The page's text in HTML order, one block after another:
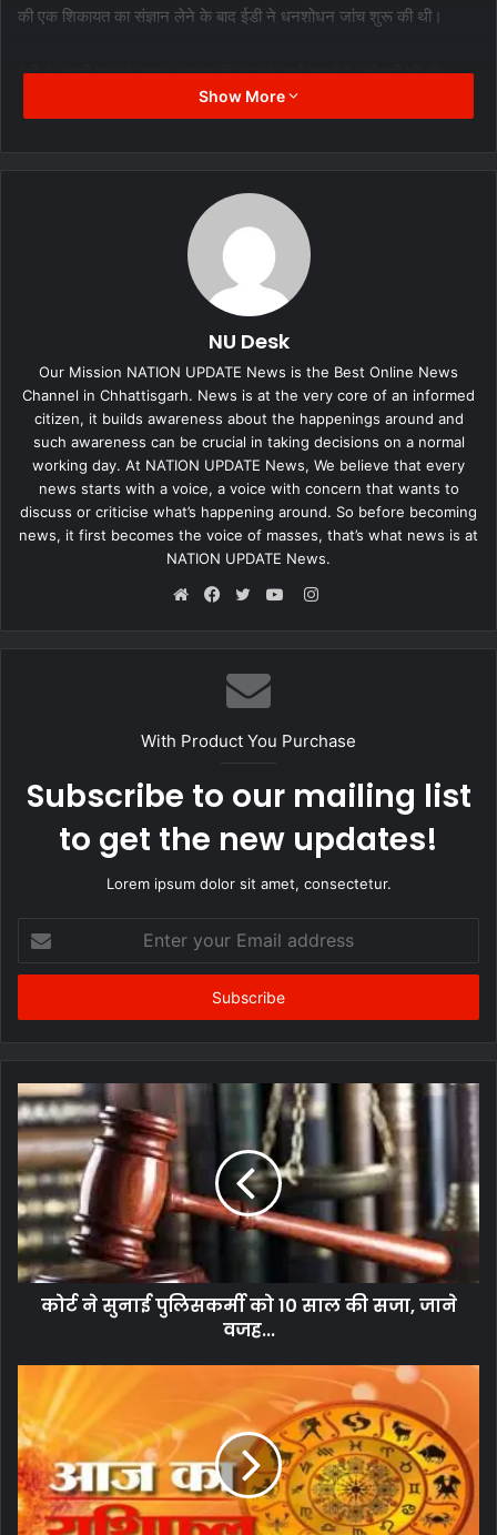
की एक शिकायत का संज्ञान लेने के बाद ईडी ने धनशोधन जांच शुरू की थी।
ईडी ने अपनी जांच के तहत अक्टूबर में राज्य के कई शहरों में छापेमारी की थी।
इसके बाद आईएएस अधिकारी समीर विश्नोई, कोयला व्यापारी सूर्यकांत तिवारी,
प्रवर्तन निदेशालय ने राज्य में कथित कोयला लेवी घोटाले से जुड़े धनशोधन के
मामले में नौ दिसंबर को रायपुर की विशेष अदालत में एक अभियोजन परिवाद पेश
किया था। इस मामले में भारतीय प्रशासनिक सेवा (आईएएस) के अधिकारी विश्नोई
तथा तीन अन्य लोगों को आरोपी बनाया गया है।
और बिचौलियों के संगठित समूह द्वारा राज्य में कोयला ढुलाई के लिए 25 रुपये प्रति
टन की अवैध उगाही की जा रही थी।
Show More
NU Desk
Our Mission NATION UPDATE News is the Best Online News
Channel in Chhattisgarh. News is at the very core of an informed
citizen, it builds awareness about the happenings around and
such awareness can be crucial in taking decisions on a normal
working day. At NATION UPDATE News, We believe that every
news starts with a voice, a voice with concern that wants to
discuss or criticise what’s happening around. So before becoming
news, it first becomes the voice of masses, that’s what news is at
NATION UPDATE News.
Instagram
With Product You Purchase
Subscribe to our mailing list
to get the new updates!
Lorem ipsum dolor sit amet, consectetur.
your
Email
कोर्ट ने सुनाई पुलिसकर्मी को 10 साल की सजा, जाने
वजह...